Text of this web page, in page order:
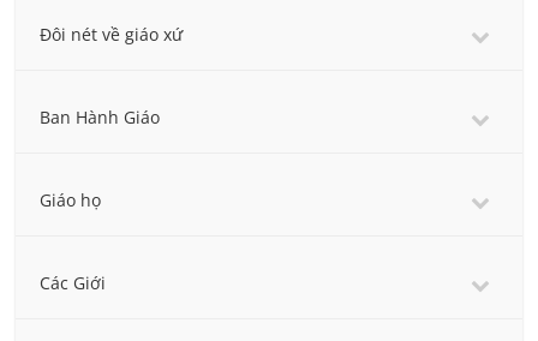
Đôi nét về giáo xứ
Ban Hành Giáo
Giáo họ
Các Giới